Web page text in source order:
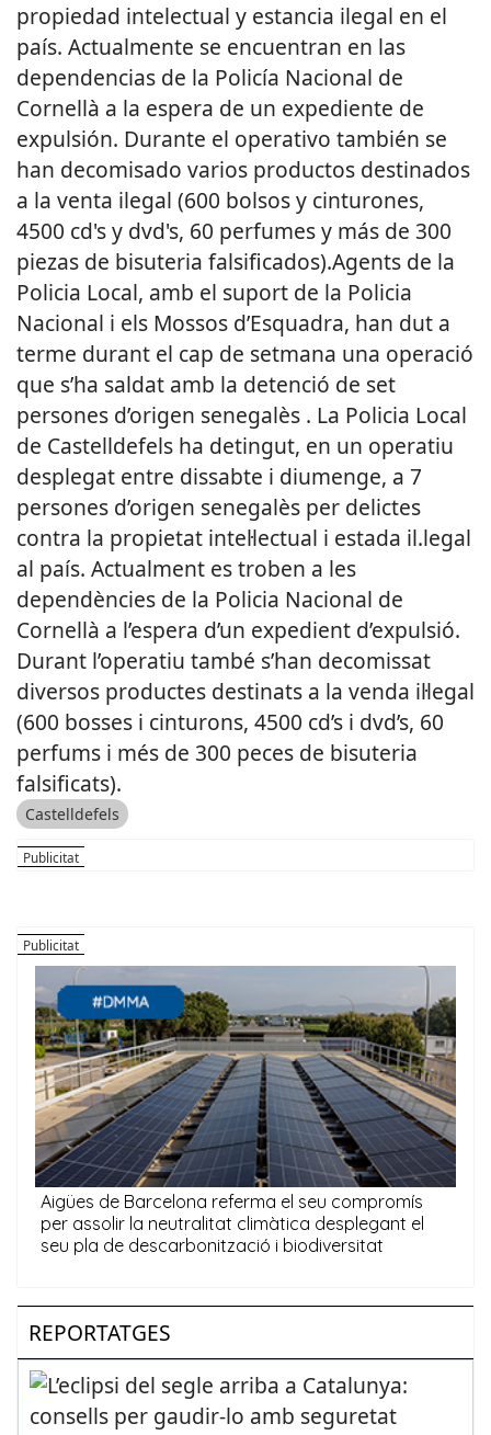
propiedad intelectual y estancia ilegal en el
país. Actualmente se encuentran en las
dependencias de la Policía Nacional de
Cornellà a la espera de un expediente de
expulsión. Durante el operativo también se
han decomisado varios productos destinados
a la venta ilegal (600 bolsos y cinturones,
4500 cd's y dvd's, 60 perfumes y más de 300
piezas de bisuteria falsificados).Agents de la
Policia Local, amb el suport de la Policia
Nacional i els Mossos d’Esquadra, han dut a
terme durant el cap de setmana una operació
que s’ha saldat amb la detenció de set
persones d’origen senegalès . La Policia Local
de Castelldefels ha detingut, en un operatiu
desplegat entre dissabte i diumenge, a 7
persones d’origen senegalès per delictes
contra la propietat intel·lectual i estada il.legal
al país. Actualment es troben a les
dependències de la Policia Nacional de
Cornellà a l’espera d’un expedient d’expulsió.
Durant l’operatiu també s’han decomissat
diversos productes destinats a la venda il·legal
(600 bosses i cinturons, 4500 cd’s i dvd’s, 60
perfums i més de 300 peces de bisuteria
falsificats).
Castelldefels
REPORTATGES